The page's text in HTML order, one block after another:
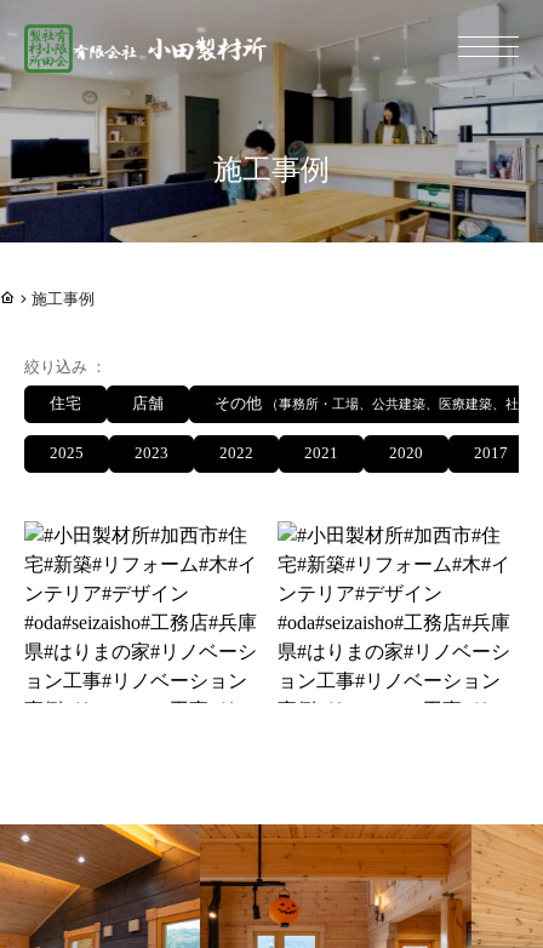
総合建設業 有限
施工事例
施工事例
絞り込み
住宅 店舗 その他 （事務所・工場、公共建築、医療建築、社寺
2025 2023 2022 2021 2020 2017
串揚げバイキング天様
フェイシャルエステひらり様